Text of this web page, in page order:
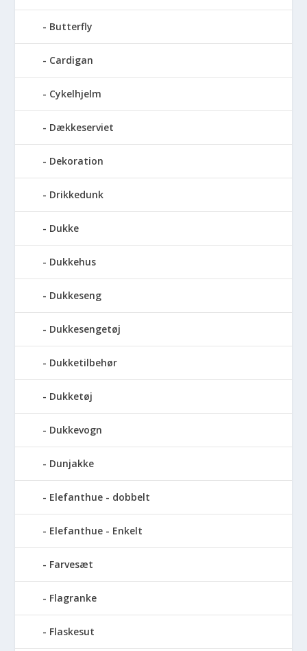
Butterfly
Cardigan
Cykelhjelm
Dækkeserviet
Dekoration
Drikkedunk
Dukke
Dukkehus
Dukkeseng
Dukkesengetøj
Dukketilbehør
Dukketøj
Dukkevogn
Dunjakke
Elefanthue - dobbelt
Elefanthue - Enkelt
Farvesæt
Flagranke
Flaskesut